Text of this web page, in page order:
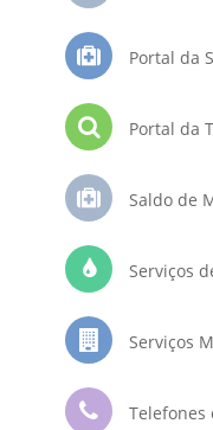
Portal da
Portal da
Saldo de
Serviços
Serviços
Telefones